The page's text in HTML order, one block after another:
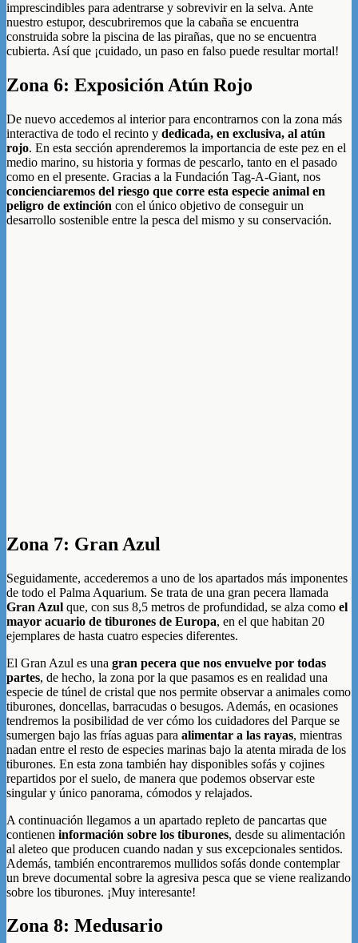
imprescindibles para adentrarse y sobrevivir en la selva. Ante
nuestro estupor, descubriremos que la cabaña se encuentra
construida sobre la piscina de las pirañas, que no se encuentra
cubierta. Así que ¡cuidado, un paso en falso puede resultar mortal!
Zona 6: Exposición Atún Rojo
De nuevo accedemos al interior para encontrarnos con la zona más
interactiva de todo el recinto y dedicada, en exclusiva, al atún
rojo. En esta sección aprenderemos la importancia de este pez en el
medio marino, su historia y formas de pescarlo, tanto en el pasado
como en el presente. Gracias a la Fundación Tag-A-Giant, nos
concienciaremos del riesgo que corre esta especie animal en
peligro de extinción con el único objetivo de conseguir un
desarrollo sostenible entre la pesca del mismo y su conservación.
Zona 7: Gran Azul
Seguidamente, accederemos a uno de los apartados más imponentes
de todo el Palma Aquarium. Se trata de una gran pecera llamada
Gran Azul que, con sus 8,5 metros de profundidad, se alza como el
mayor acuario de tiburones de Europa, en el que habitan 20
ejemplares de hasta cuatro especies diferentes.
El Gran Azul es una gran pecera que nos envuelve por todas
partes, de hecho, la zona por la que pasamos es en realidad una
especie de túnel de cristal que nos permite observar a animales como
tiburones, doncellas, barracudas o besugos. Además, en ocasiones
tendremos la posibilidad de ver cómo los cuidadores del Parque se
sumergen bajo las frías aguas para alimentar a las rayas, mientras
nadan entre el resto de especies marinas bajo la atenta mirada de los
tiburones. En esta zona también hay disponibles sofás y cojines
repartidos por el suelo, de manera que podemos observar este
singular y único panorama, cómodos y relajados.
A continuación llegamos a un apartado repleto de pancartas que
contienen información sobre los tiburones, desde su alimentación
al aleteo que producen cuando nadan y sus excepcionales sentidos.
Además, también encontraremos mullidos sofás donde contemplar
un breve documental sobre la agresiva pesca que se viene realizando
sobre los tiburones. ¡Muy interesante!
Zona 8: Medusario